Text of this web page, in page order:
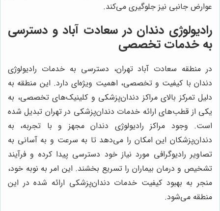
عوارض جانبی نیز جلوگیری می‌کند.
رادیولوژی دندان در سعادت آباد و دسترسی
به خدمات تخصصی
در منطقه سعادت آباد تهران، دسترسی به خدمات رادیولوژی
دندان با کیفیت و تخصصی، اهمیت ویژه‌ای دارد. این منطقه به
دلیل تمرکز بالای مراکز دندان‌پزشکی و کلینیک‌های تخصصی، به
یکی از قطب‌های ارائه خدمات دندان‌پزشکی در تهران تبدیل شده
است. وجود مراکز رادیولوژی دندان مجهز و با تجربه، به
دندان‌پزشکان این امکان را می‌دهد تا به سرعت و به آسانی به
تصاویر رادیوگرافی مورد نیاز خود دسترسی پیدا کرده و فرآیند
تشخیص و درمان بیماران را تسریع بخشند. این امر به نوبه خود،
منجر به بهبود کیفیت خدمات دندان‌پزشکی ارائه شده در این
منطقه می‌شود.